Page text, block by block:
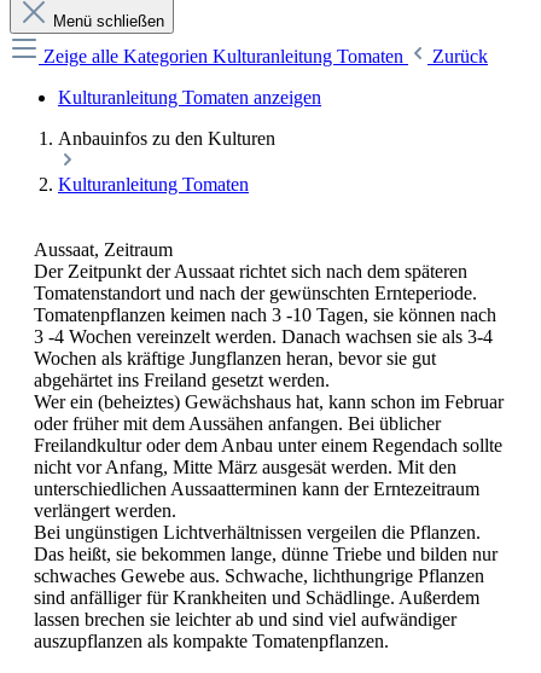
Menü schließen
Zeige alle Kategorien Kulturanleitung Tomaten
Zurück
Kulturanleitung Tomaten anzeigen
Anbauinfos zu den Kulturen
Kulturanleitung Tomaten
Aussaat, Zeitraum
Der Zeitpunkt der Aussaat richtet sich nach dem späteren
Tomatenstandort und nach der gewünschten Ernteperiode.
Tomatenpflanzen keimen nach 3 -10 Tagen, sie können nach
3 -4 Wochen vereinzelt werden. Danach wachsen sie als 3-4
Wochen als kräftige Jungflanzen heran, bevor sie gut
abgehärtet ins Freiland gesetzt werden.
Wer ein (beheiztes) Gewächshaus hat, kann schon im Februar
oder früher mit dem Aussähen anfangen. Bei üblicher
Freilandkultur oder dem Anbau unter einem Regendach sollte
nicht vor Anfang, Mitte März ausgesät werden. Mit den
unterschiedlichen Aussaatterminen kann der Erntezeitraum
verlängert werden.
Bei ungünstigen Lichtverhältnissen vergeilen die Pflanzen.
Das heißt, sie bekommen lange, dünne Triebe und bilden nur
schwaches Gewebe aus. Schwache, lichthungrige Pflanzen
sind anfälliger für Krankheiten und Schädlinge. Außerdem
lassen brechen sie leichter ab und sind viel aufwändiger
auszupflanzen als kompakte Tomatenpflanzen.